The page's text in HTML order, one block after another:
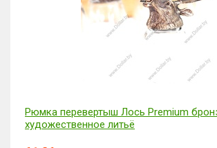
Рюмка перевертыш Лось Premium
художественное литьё